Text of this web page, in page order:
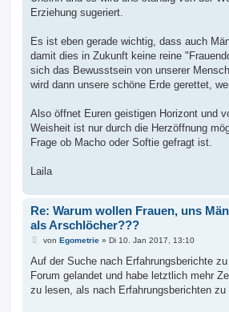
Erziehung sugeriert.
Es ist eben gerade wichtig, dass auch
damit dies in Zukunft keine reine
sich das Bewusstsein von unserer
wird dann unsere schöne Erde gerettet,
Also öffnet Euren geistigen Horizont und
Weisheit ist nur durch die Herzöffnung
Frage ob Macho oder Softie gefragt ist.
Laila
Re: Warum wollen Frauen, uns
als Arschlöcher???
B
r
a
von Egometrie» Di 10. Jan 2017, 13:10
Auf der Suche nach Erfahrungsberichte
Forum gelandet und habe letztlich mehr
zu lesen, als nach Erfahrungsberichten zu